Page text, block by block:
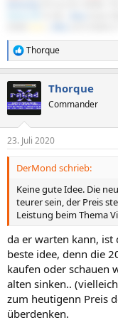
R
e
k
t
i
e
n
Thorque
Thorque
Commander
23. Juli 2020
DerMond schrieb:
Keine gute Idee. Die
teurer sein, der Preis
Leistung beim Thema
da er warten kann, ist
beste idee, denn die
kaufen oder schauen
alten sinken..
zum heutigenn Preis
überdenken.